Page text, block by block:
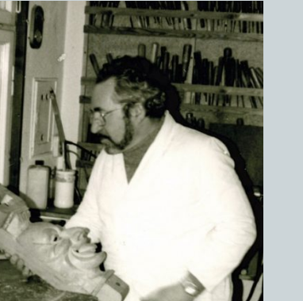
Kühn, Walter
Herkunft: Deutschland, Baden-
Württemberg, Schwarzwald, Hornberg
Schaffensperiode: 1950 - 1996